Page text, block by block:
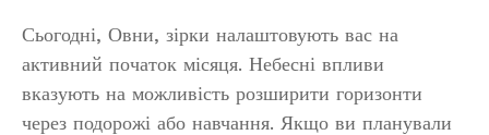
Сьогодні, Овни, зірки налаштовують вас на
активний початок місяця. Небесні впливи
вказують на можливість розширити горизонти
через подорожі або навчання. Якщо ви планували